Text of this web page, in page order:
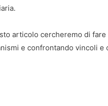
articolo cercheremo di fare
e confrontando vincoli